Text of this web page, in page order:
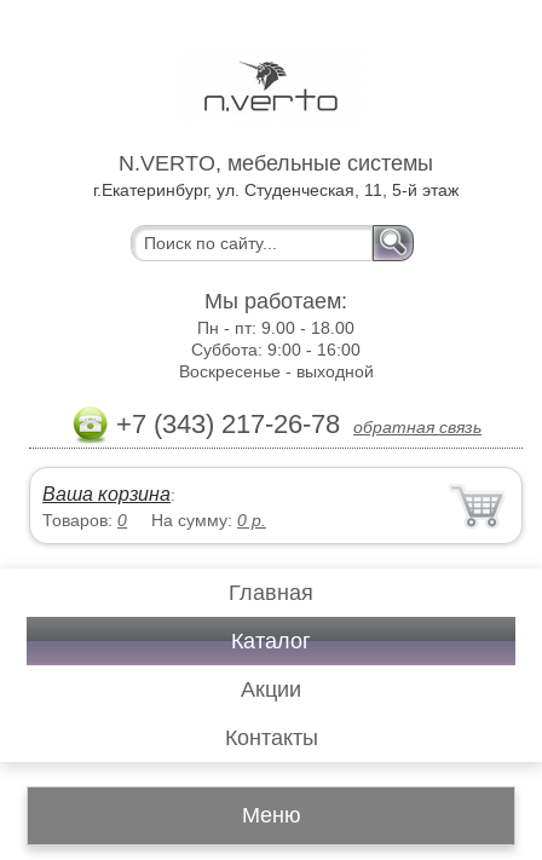
N.VERTO, мебельные системы
г.Екатеринбург, ул. Студенческая, 11, 5-й этаж
Мы работаем:
Пн - пт:9.00 - 18.00
Суббота:9:00 - 16:00
Воскресенье - выходной
+7 (343) 217-26-78 обратная связь
Ваша корзина:
Товаров:0 На сумму:0 р.
Главная
Каталог
Акции
Контакты
Меню